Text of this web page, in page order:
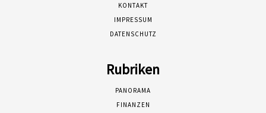
KONTAKT
IMPRESSUM
DATENSCHUTZ
Rubriken
PANORAMA
FINANZEN